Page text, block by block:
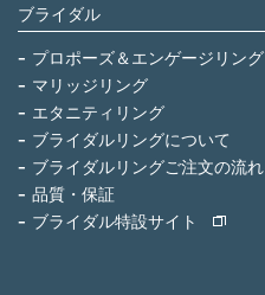
ブライダル
プロポーズ＆エンゲージリング
マリッジリング
エタニティリング
ブライダルリングについて
ブライダルリングご注文の流れ
品質・保証
ブライダル特設サイト